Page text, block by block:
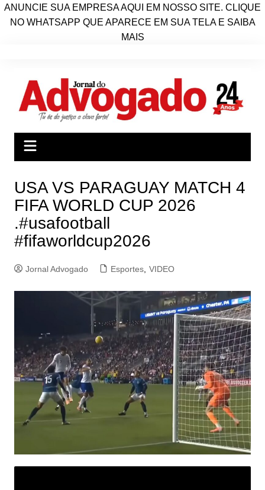
ANUNCIE SUA EMPRESA AQUI EM NOSSO SITE. CLIQUE
NO WHATSAPP QUE APARECE EM SUA TELA E SAIBA
MAIS
conteúdo
USA VS PARAGUAY MATCH 4
FIFA WORLD CUP 2026
.#usafootball
#fifaworldcup2026
Jornal Advogado Esportes, VIDEO